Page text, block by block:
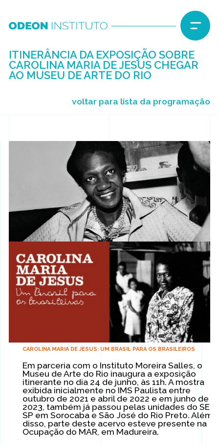
ITINERÂNCIA DA EXPOSIÇÃO SOBRE
CAROLINA MARIA DE JESUS CHEGAR
AO MUSEU DE ARTE DO RIO
voltar para lista da programação
CAROLINA MARIA DE JESUS: UM BRASIL PARA OS BRASILEIROS
Em parceria com o Instituto Moreira Salles, o
Museu de Arte do Rio inaugura a exposição
itinerante no dia 24 de junho, às 11h. A mostra
exibida inicialmente no IMS Paulista entre
outubro de 2021 e abril de 2022 e em junho de
2023, também já passou pelas unidades do
SP em Sorocaba e São José do Rio Preto. Além
disso, parte deste acervo esteve presente na
Ocupação do MAR, em Madureira.